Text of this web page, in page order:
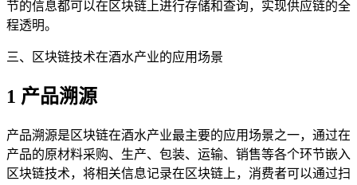
节的信息都可以在区块链上进行存储和查询，实现供应链的全
程透明。
三、区块链技术在酒水产业的应用场景
1 产品溯源
产品溯源是区块链在酒水产业最主要的应用场景之一，通过在
产品的原材料采购、生产、包装、运输、销售等各个环节嵌入
区块链技术，将相关信息记录在区块链上，消费者可以通过扫